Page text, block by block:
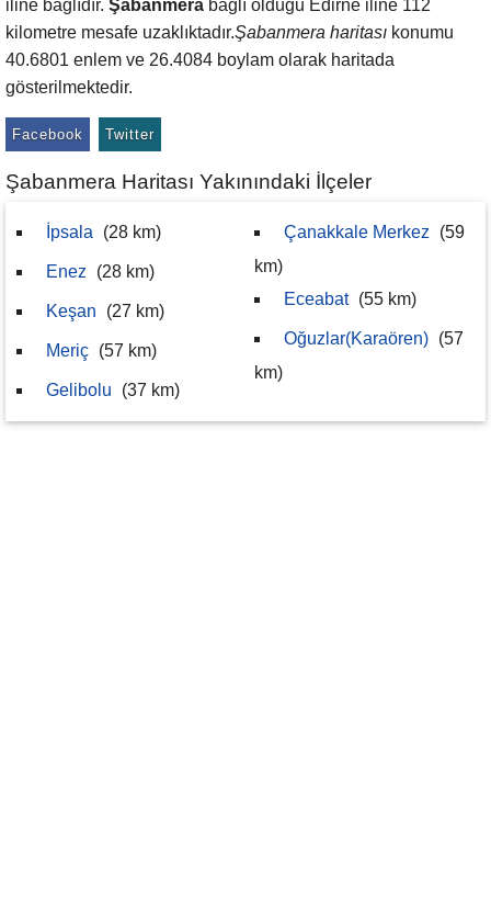
iline bağlıdır. Şabanmera bağlı olduğu Edirne iline 112
kilometre mesafe uzaklıktadır.Şabanmera haritası konumu
40.6801 enlem ve 26.4084 boylam olarak haritada
gösterilmektedir.
Facebook Twitter
Şabanmera Haritası Yakınındaki İlçeler
İpsala (28 km)
Enez (28 km)
Keşan (27 km)
Meriç (57 km)
Gelibolu (37 km)
Çanakkale Merkez
(59
km)
Eceabat (55 km)
Oğuzlar(Karaören) (57
km)